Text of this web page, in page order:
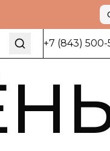
+7 (843) 500-